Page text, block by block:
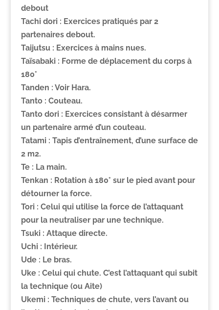
debout
Tachi dori : Exercices pratiqués par 2
partenaires debout.
Taijutsu : Exercices à mains nues.
Taïsabaki : Forme de déplacement du corps à
180°
Tanden : Voir Hara.
Tanto : Couteau.
Tanto dori : Exercices consistant à désarmer
un partenaire armé d’un couteau.
Tatami : Tapis d’entraînement, d’une surface de
2 m2.
Te : La main.
Tenkan : Rotation à 180° sur le pied avant pour
détourner la force.
Tori : Celui qui utilise la force de l’attaquant
pour la neutraliser par une technique.
Tsuki : Attaque directe.
Uchi : Intérieur.
Ude : Le bras.
Uke : Celui qui chute. C’est l’attaquant qui subit
la technique (ou Aite)
Ukemi : Techniques de chute, vers l’avant ou